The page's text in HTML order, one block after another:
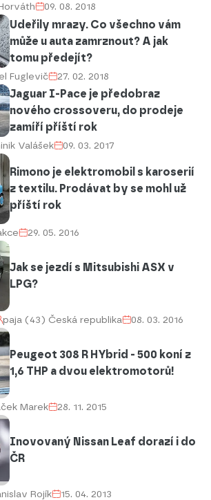
09. 08. 2018
Udeřily mrazy. Co všechno vám
může u auta zamrznout? A jak
tomu předejít?
Fuglevič 27. 02. 2018
Jaguar I-Pace je předobraz
nového crossoveru, do prodeje
zamíří příští rok
Valášek 09. 03. 2017
Rimono je elektromobil s karoserií
z textilu. Prodávat by se mohl už
příští rok
29. 05. 2016
Jak se jezdí s Mitsubishi ASX v
LPG?
paja (43) Česká republika 08. 03. 2016
Peugeot 308 R HYbrid - 500 koní z
1,6 THP a dvou elektromotorů!
Marek 28. 11. 2015
Inovovaný Nissan Leaf dorazí i do
ČR
Rojík 15. 04. 2013